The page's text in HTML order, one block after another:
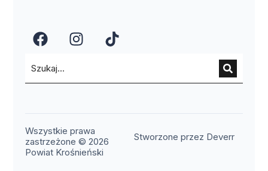
(otwiera się w nowym oknie)
(otwiera się w nowym
(otwiera się w
Wszystkie prawa
zastrzeżone © 2026
Powiat Krośnieński
Stworzone przez Deverr